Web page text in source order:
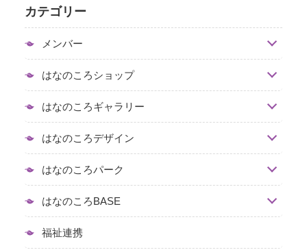
カテゴリー
メンバー
はなのころショップ
はなのころギャラリー
はなのころデザイン
はなのころパーク
はなのころBASE
福祉連携